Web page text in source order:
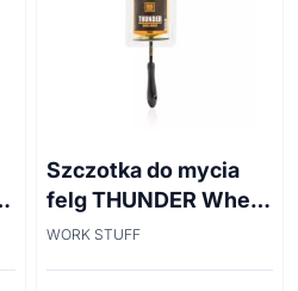
Szczotka do mycia
felg THUNDER Wheel
Brush 45cm
WORK STUFF